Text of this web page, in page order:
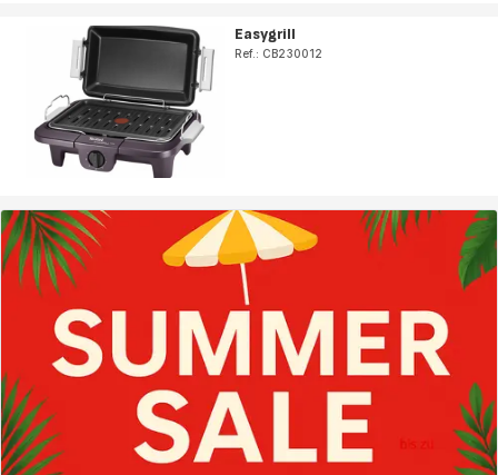
Easygrill
Ref.: CB230012